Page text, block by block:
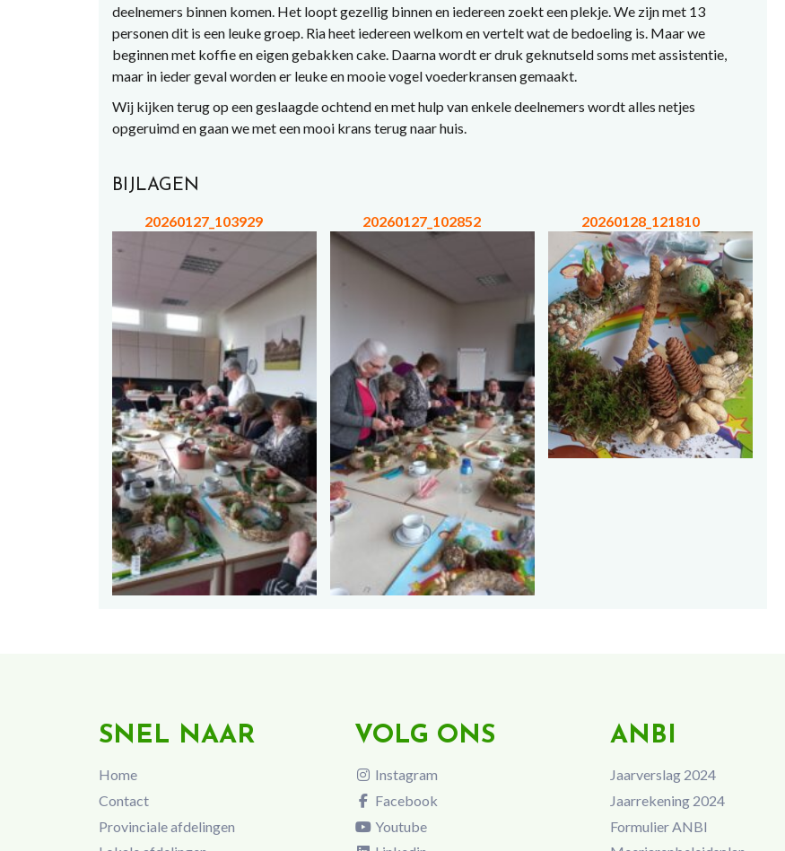
deelnemers binnen komen. Het loopt gezellig binnen en iedereen zoekt een plekje. We zijn met 13
personen dit is een leuke groep. Ria heet iedereen welkom en vertelt wat de bedoeling is. Maar we
beginnen met koffie en eigen gebakken cake. Daarna wordt er druk geknutseld soms met assistentie,
maar in ieder geval worden er leuke en mooie vogel voederkransen gemaakt.
Wij kijken terug op een geslaagde ochtend en met hulp van enkele deelnemers wordt alles netjes
opgeruimd en gaan we met een mooi krans terug naar huis.
BIJLAGEN
20260127_103929 20260127_102852 20260128_121810
SNEL NAAR
Home
Contact
Provinciale afdelingen
VOLG ONS
Instagram
Facebook
Youtube
ANBI
Jaarverslag 2024
Jaarrekening 2024
Formulier ANBI